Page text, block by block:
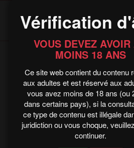
Vérification
VOUS DEVEZ AVOIR
MOINS 18 ANS
Ce site web contient du contenu
aux adultes et est réservé aux
vous avez moins de 18 ans (ou
dans certains pays), si la
ce type de contenu est illégale
juridiction ou vous choque,
continuer.
Think You’re
Business?
Now To